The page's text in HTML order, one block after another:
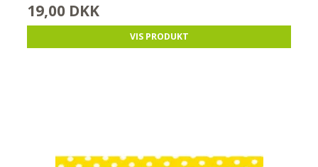
19,00 DKK
VIS PRODUKT